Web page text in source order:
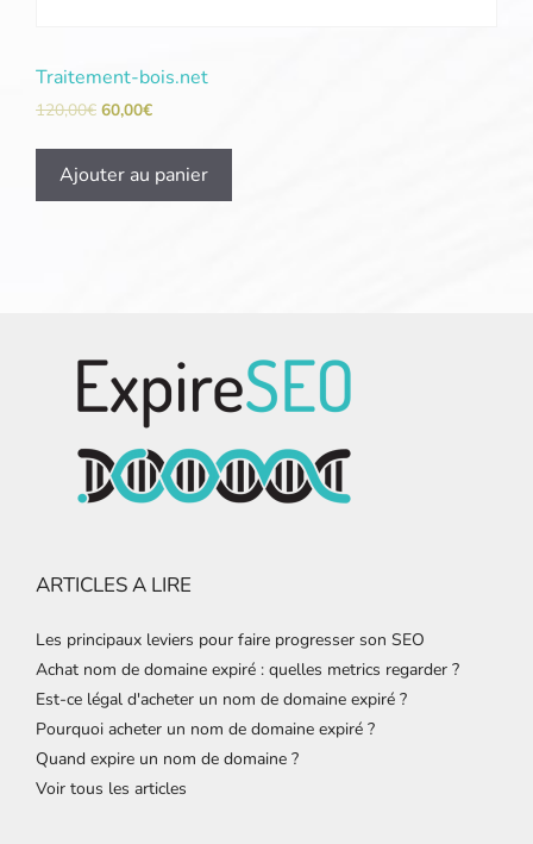
Traitement-bois.net
120,00€ 60,00€
Ajouter au panier
ARTICLES A LIRE
Les principaux leviers pour faire progresser son SEO
Achat nom de domaine expiré : quelles metrics regarder ?
Est-ce légal d'acheter un nom de domaine expiré ?
Pourquoi acheter un nom de domaine expiré ?
Quand expire un nom de domaine ?
Voir tous les articles